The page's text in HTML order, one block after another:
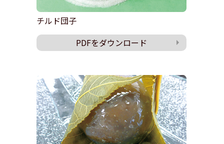
チルド団子
PDFをダウンロード